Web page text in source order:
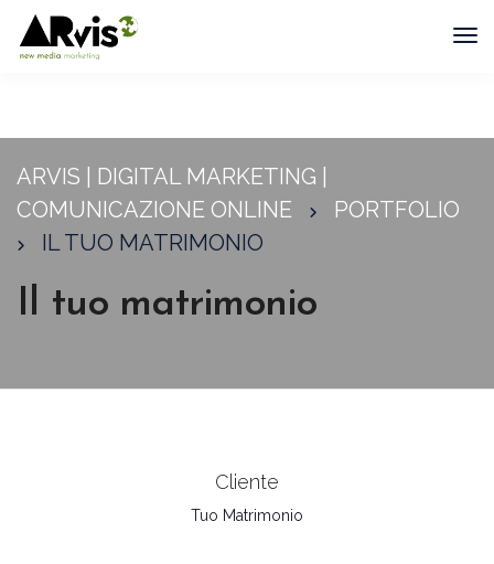
ARVIS | DIGITAL MARKETING |
COMUNICAZIONE ONLINE
PORTFOLIO
IL TUO MATRIMONIO
Il tuo matrimonio
Cliente
Tuo Matrimonio